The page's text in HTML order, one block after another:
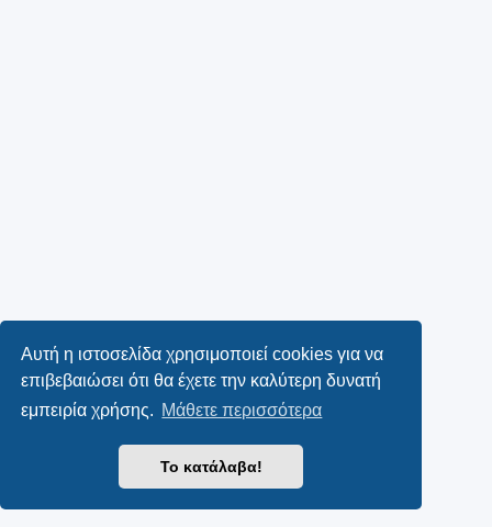
Αυτή η ιστοσελίδα χρησιμοποιεί cookies για να
επιβεβαιώσει ότι θα έχετε την καλύτερη δυνατή
εμπειρία χρήσης. Μάθετε περισσότερα
Το κατάλαβα!